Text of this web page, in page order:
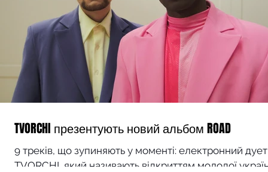
TVORCHI презентують новий альбом ROAD
9 треків, що зупиняють у моменті: електронний дует
TVORCHI, який називають вiдкриттям молодої